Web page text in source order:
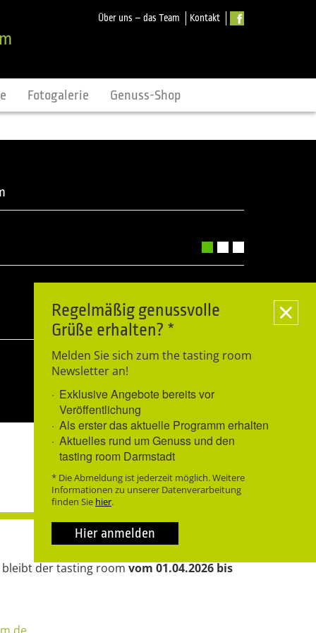
Über uns – das Team Kontakt
Fotogalerie Genuss-Shop
bleibt der tasting room vom 01.04.2026 bis
Regelmäßig genussvolle
Grüße erhalten? *
Melden Sie sich zum the tasting room
Newsletter an!
Exklusive Angebote bereits vor
Veröffentlichung
Als erster das aktuelle Programm erhalten
Aktuelles rund um Genuss und den
tasting room Darmstadt
* Die Abmeldung ist jederzeit möglich. Weitere
Informationen zu unserer Datenverarbeitung
finden Sie hier.
Hier anmelden